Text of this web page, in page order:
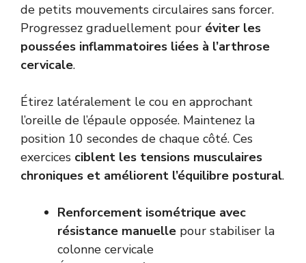
de petits mouvements circulaires sans forcer.
Progressez graduellement pour éviter les
poussées inflammatoires liées à l’arthrose
cervicale.
Étirez latéralement le cou en approchant
l’oreille de l’épaule opposée. Maintenez la
position 10 secondes de chaque côté. Ces
exercices ciblent les tensions musculaires
chroniques et améliorent l’équilibre postural.
Renforcement isométrique avec
résistance manuelle pour stabiliser la
colonne cervicale